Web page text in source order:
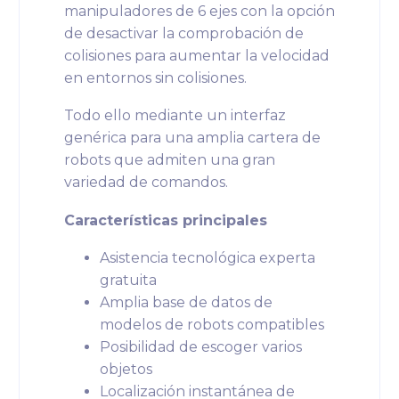
manipuladores de 6 ejes con la opción
de desactivar la comprobación de
colisiones para aumentar la velocidad
en entornos sin colisiones.
Todo ello mediante un interfaz
genérica para una amplia cartera de
robots que admiten una gran
variedad de comandos.
Características principales
Asistencia tecnológica experta
gratuita
Amplia base de datos de
modelos de robots compatibles
Posibilidad de escoger varios
objetos
Localización instantánea de